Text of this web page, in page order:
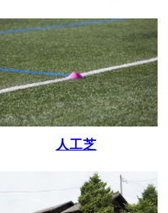
人工芝